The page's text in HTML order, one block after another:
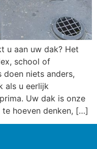
u aan uw dak? Het
school of
doen niets anders,
als u eerlijk
Uw dak is onze
hoeven denken, […]